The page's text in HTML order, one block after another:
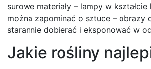
surowe materiały – lampy w
można zapominać o sztuce –
starannie dobierać i eksponować w
Jakie rośliny